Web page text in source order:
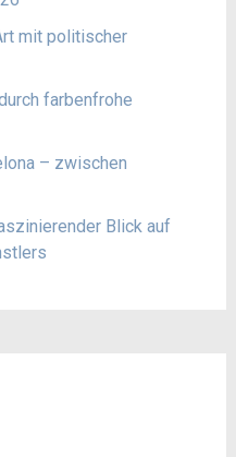
mit politischer
farbenfrohe
– zwischen
Blick auf